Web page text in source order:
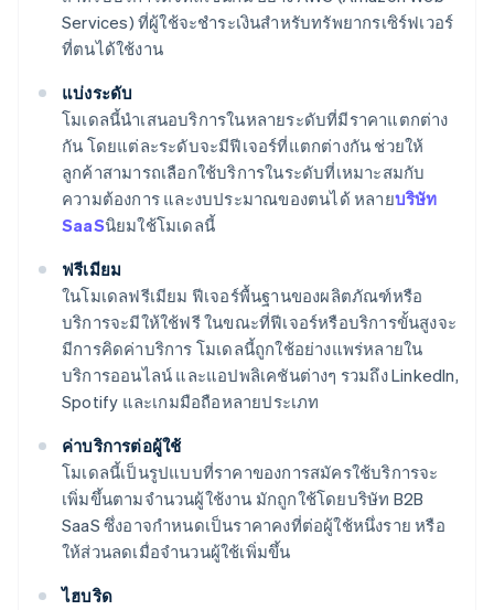
Services) ที่ผู้ใช้จะชำระเงินสำหรับทรัพยากรเซิร์ฟเวอร์
ที่ตนได้ใช้งาน
แบ่งระดับ
โมเดลนี้นำเสนอบริการในหลายระดับที่มีราคาแตกต่าง
กัน โดยแต่ละระดับจะมีฟีเจอร์ที่แตกต่างกัน ช่วยให้
ลูกค้าสามารถเลือกใช้บริการในระดับที่เหมาะสมกับ
ความต้องการ และงบประมาณของตนได้ หลายบริษัท
SaaSนิยมใช้โมเดลนี้
ฟรีเมียม
ในโมเดลฟรีเมียม ฟีเจอร์พื้นฐานของผลิตภัณฑ์หรือ
บริการจะมีให้ใช้ฟรี ในขณะที่ฟีเจอร์หรือบริการขั้นสูงจะ
มีการคิดค่าบริการ โมเดลนี้ถูกใช้อย่างแพร่หลายใน
บริการออนไลน์ และแอปพลิเคชันต่างๆ รวมถึง LinkedIn,
Spotify และเกมมือถือหลายประเภท
ค่าบริการต่อผู้ใช้
โมเดลนี้เป็นรูปแบบที่ราคาของการสมัครใช้บริการจะ
เพิ่มขึ้นตามจำนวนผู้ใช้งาน มักถูกใช้โดยบริษัท B2B
SaaS ซึ่งอาจกำหนดเป็นราคาคงที่ต่อผู้ใช้หนึ่งราย หรือ
ให้ส่วนลดเมื่อจำนวนผู้ใช้เพิ่มขึ้น
ไฮบริด